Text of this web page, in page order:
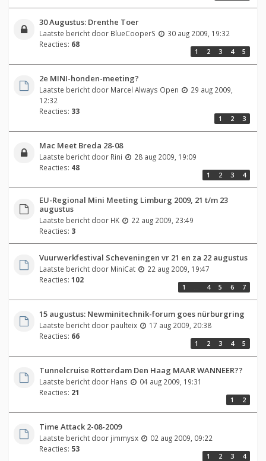
30 Augustus: Drenthe Toer
Laatste bericht door BlueCooperS
30 aug 2009, 19:32
Reacties: 68
1 2 3 4 5
2e MINI-honden-meeting?
Laatste bericht door Marcel Always Open
29 aug 2009,
12:32
Reacties: 33
1 2 3
Mac Meet Breda 28-08
Laatste bericht door Rini
28 aug 2009, 19:09
Reacties: 48
1 2 3 4
EU-Regional Mini Meeting Limburg 2009, 21 t/m 23
augustus
Laatste bericht door HK
22 aug 2009, 23:49
Reacties: 3
Vuurwerkfestival Scheveningen vr 21 en za 22 augustus
Laatste bericht door MiniCat
22 aug 2009, 19:47
Reacties: 102
1 4 5 6 7
15 augustus: Newminitechnik-forum goes nürburgring
Laatste bericht door paulteix
17 aug 2009, 20:38
Reacties: 66
1 2 3 4 5
Tunnelcruise Rotterdam Den Haag MAAR WANNEER??
Laatste bericht door Hans
04 aug 2009, 19:31
Reacties: 21
1 2
Time Attack 2-08-2009
Laatste bericht door jimmysx
02 aug 2009, 09:22
Reacties: 53
1 2 3 4